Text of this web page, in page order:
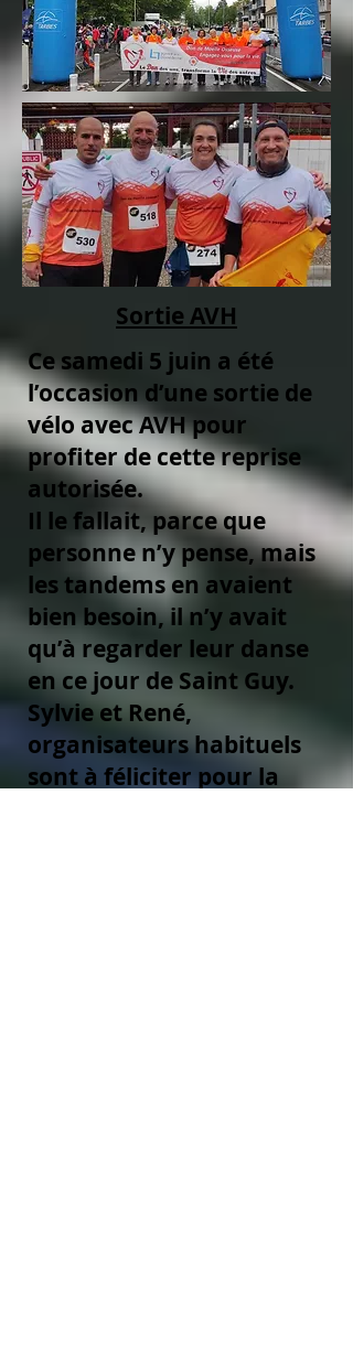
Sortie AVH
Ce samedi 5 juin a été
l’occasion d’une sortie de
vélo avec AVH pour
profiter de cette reprise
autorisée.
Il le fallait, parce que
personne n’y pense, mais
les tandems en avaient
bien besoin, il n’y avait
qu’à regarder leur danse
en ce jour de Saint Guy.
Sylvie et René,
organisateurs habituels
sont à féliciter pour la